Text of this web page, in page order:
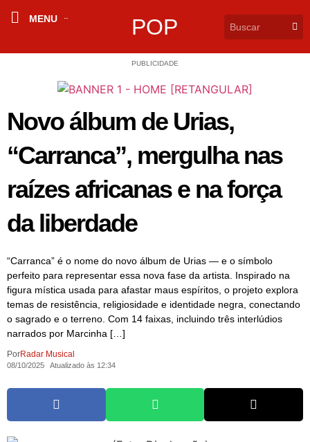
MENU POP
PUBLICIDADE
Novo álbum de Urias,
“Carranca”, mergulha nas
raízes africanas e na força
da liberdade
“Carranca” é o nome do novo álbum de Urias — e o símbolo
perfeito para representar essa nova fase da artista. Inspirado na
figura mística usada para afastar maus espíritos, o projeto explora
temas de resistência, religiosidade e identidade negra, conectando
o sagrado e o terreno. Com 14 faixas, incluindo três interlúdios
narrados por Marcinha […]
PorRadar Musical
08/10/2025 Atualizado às 12:34